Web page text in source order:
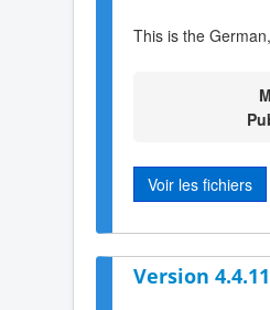
This is the
Voir les fichiers
Version